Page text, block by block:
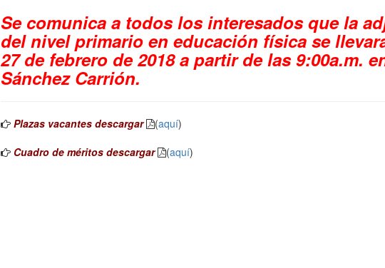
Se comunica a todos los interesados que la
del nivel primario en educación física se
27 de febrero de 2018 a partir de las 9:00a.m.
Sánchez Carrión.
Plazas vacantes descargar (aquí)
Cuadro de méritos descargar
(aquí)